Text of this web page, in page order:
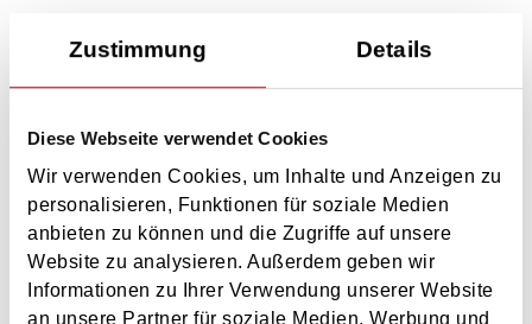
Zustimmung Details
Diese Webseite verwendet Cookies
Wir verwenden Cookies, um Inhalte und Anzeigen zu
personalisieren, Funktionen für soziale Medien
anbieten zu können und die Zugriffe auf unsere
Website zu analysieren. Außerdem geben wir
Informationen zu Ihrer Verwendung unserer Website
an unsere Partner für soziale Medien, Werbung und
Ein Instrument zu lernen bedeutet immer, sich mit der
(ungeahnten) Fähigkeiten und ent-wickeln durch unser
Entdecken, (Aus)probieren und Trainieren unsere
Begabungen immer weiter. So bringen wir im
(gemeinsamen) Musizieren unser Inneres zum Leuchten,